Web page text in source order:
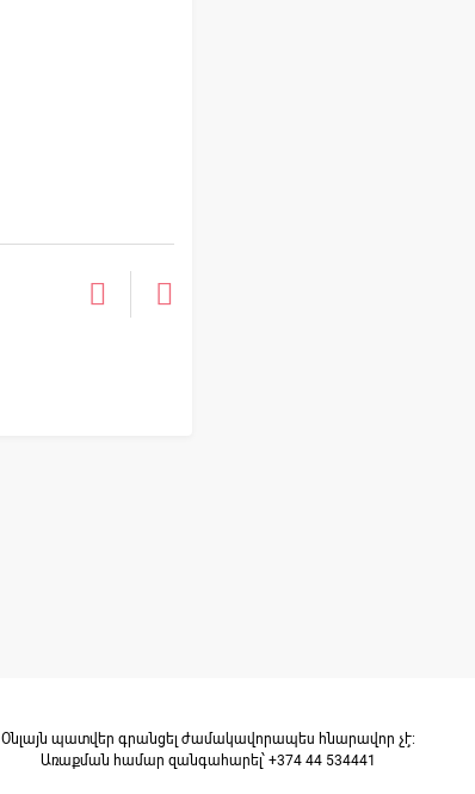
Օնլայն պատվեր գրանցել ժամակավորապես հնարավոր չէ։
Առաքման համար զանգահարել՝ +374 44 534441